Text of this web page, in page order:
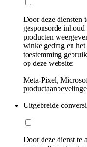
Door deze diensten
gesponsorde
producten
winkelgedrag en
toestemming
op deze website:
Meta-Pixel,
Uitgebreide
Door deze dienst te